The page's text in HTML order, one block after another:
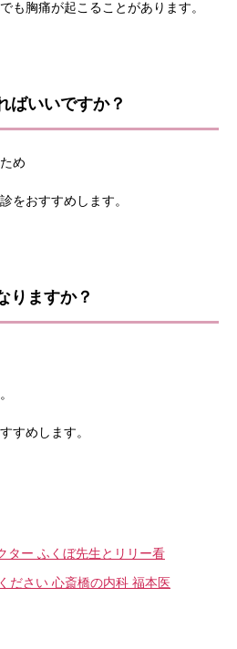
も胸痛が起こることがあります。
ばいいですか？
め
をおすすめします。
りますか？
すめします。